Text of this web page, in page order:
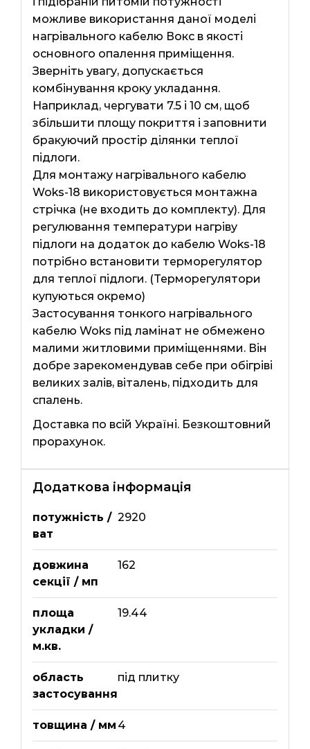
можливе використання даної моделі
нагрівального кабелю Вокс в якості
основного опалення приміщення.
Зверніть увагу, допускається
комбінування кроку укладання.
Наприклад, чергувати 7.5 і 10 см, щоб
збільшити площу покриття і заповнити
бракуючий простір ділянки теплої
підлоги.
Для монтажу нагрівального кабелю
Woks-18 використовується монтажна
стрічка (не входить до комплекту). Для
регулювання температури нагріву
підлоги на додаток до кабелю Woks-18
потрібно встановити терморегулятор
для теплої підлоги. (Терморегулятори
купуються окремо)
Застосування тонкого нагрівального
кабелю Woks під ламінат не обмежено
малими житловими приміщеннями. Він
добре зарекомендував себе при обігріві
великих залів, віталень, підходить для
спалень.
Доставка по всій Україні. Безкоштовний
прорахунок.
Додаткова інформація
потужність /
ват
2920
довжина
секції / мп
162
площа
укладки /
м.кв.
19.44
область
застосування
під плитку
товщина / мм 4